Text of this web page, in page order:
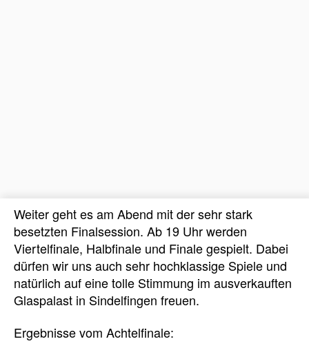
Weiter geht es am Abend mit der sehr stark
besetzten Finalsession. Ab 19 Uhr werden
Viertelfinale, Halbfinale und Finale gespielt. Dabei
dürfen wir uns auch sehr hochklassige Spiele und
natürlich auf eine tolle Stimmung im ausverkauften
Glaspalast in Sindelfingen freuen.
Ergebnisse vom Achtelfinale: